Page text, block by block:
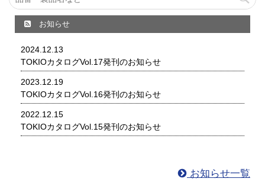
お知らせ
2024.12.13
TOKIOカタログVol.17発刊のお知らせ
2023.12.19
TOKIOカタログVol.16発刊のお知らせ
2022.12.15
TOKIOカタログVol.15発刊のお知らせ
お知らせ一覧